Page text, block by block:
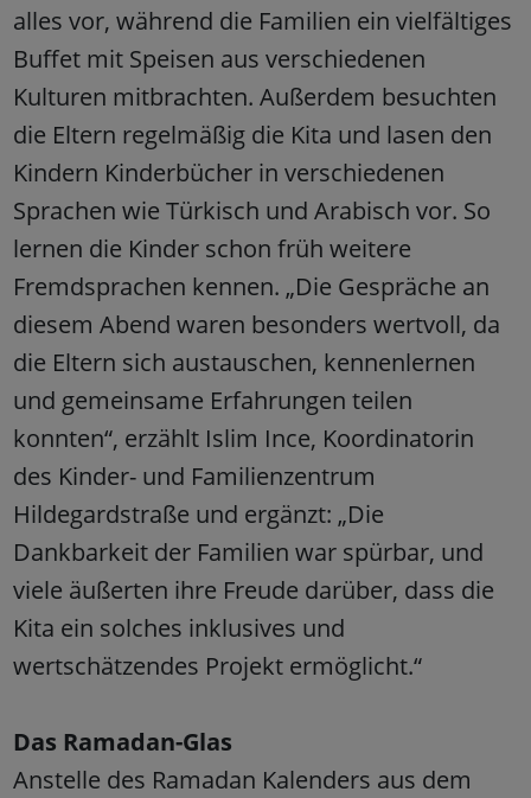
alles vor, während die Familien ein vielfältiges
Buffet mit Speisen aus verschiedenen
Kulturen mitbrachten. Außerdem besuchten
die Eltern regelmäßig die Kita und lasen den
Kindern Kinderbücher in verschiedenen
Sprachen wie Türkisch und Arabisch vor. So
lernen die Kinder schon früh weitere
Fremdsprachen kennen. „Die Gespräche an
diesem Abend waren besonders wertvoll, da
die Eltern sich austauschen, kennenlernen
und gemeinsame Erfahrungen teilen
konnten“, erzählt Islim Ince, Koordinatorin
des Kinder- und Familienzentrum
Hildegardstraße und ergänzt: „Die
Dankbarkeit der Familien war spürbar, und
viele äußerten ihre Freude darüber, dass die
Kita ein solches inklusives und
wertschätzendes Projekt ermöglicht.“
Das Ramadan-Glas
Anstelle des Ramadan Kalenders aus dem